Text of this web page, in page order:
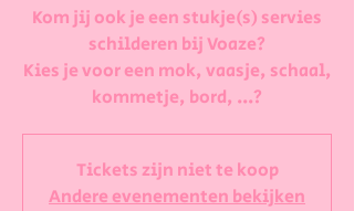
Kom jij ook je een stukje(s) servies
schilderen bij Voaze?
Kies je voor een mok, vaasje, schaal,
kommetje, bord, ...?
Tickets zijn niet te koop
Andere evenementen bekijken